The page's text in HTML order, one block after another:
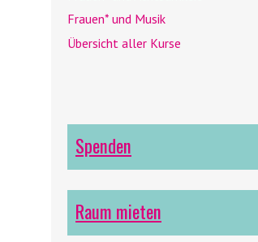
Frauen* und Musik
Übersicht aller Kurse
Spenden
Raum mieten